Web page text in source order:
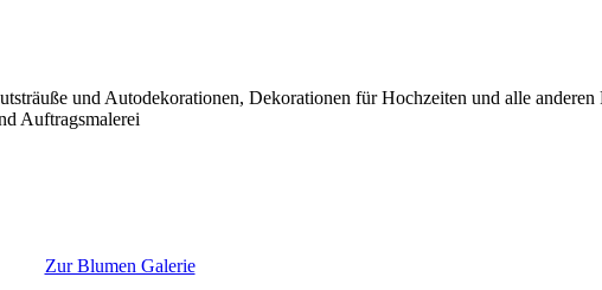
und Autodekorationen, Dekorationen für Hochzeiten und alle
Auftragsmalerei
Zur Blumen Galerie